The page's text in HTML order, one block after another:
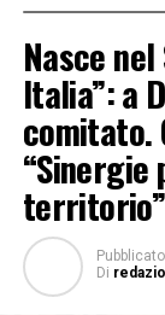
Nasce
Italia”: a
comitato.
territorio”
Pubblicato
Di